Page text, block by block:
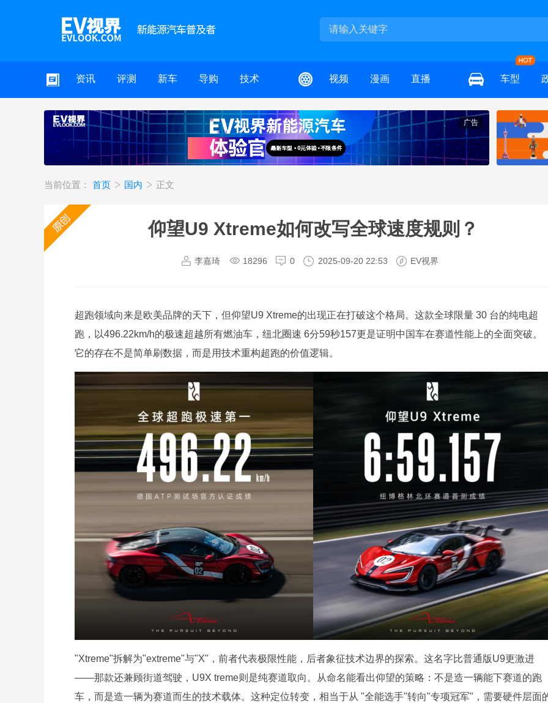
资讯 评测 新车 导购 技术 视频 漫画 直播 车型
广告
当前位置： 首页 国内 正文
仰望U9 Xtreme如何改写全球速度规则？
李嘉琦 18296 0 2025-09-20 22:53 EV视界
超跑领域向来是欧美品牌的天下，但仰望U9 Xtreme的出现正在打破这个格局。这款全球限量 30 台的纯电超
跑，以496.22km/h的极速超越所有燃油车，纽北圈速 6分59秒157更是证明中国车在赛道性能上的全面突破。
它的存在不是简单刷数据，而是用技术重构超跑的价值逻辑。
"Xtreme"拆解为"extreme"与"X"，前者代表极限性能，后者象征技术边界的探索。这名字比普通版U9更激进
——那款还兼顾街道驾驶，U9X treme则是纯赛道取向。从命名能看出仰望的策略：不是造一辆能下赛道的跑
车，而是造一辆为赛道而生的技术载体。这种定位转变，相当于从 "全能选手"转向"专项冠军"，需要硬件层面